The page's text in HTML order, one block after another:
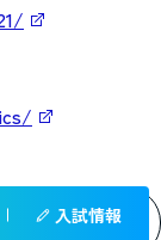
入試情報